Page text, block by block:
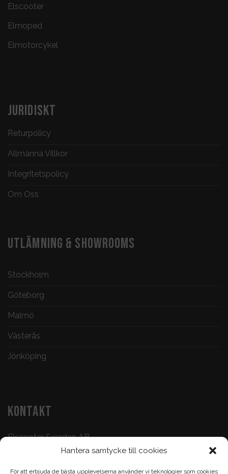
Hantera samtycke till cookies
För att erbjuda de bästa upplevelserna använder vi teknologier som cookies
Elscooter
Elmoped
Elmotorcykel
JURIDISKT
Returpolicy
Allmänna Villkor
Integritetspolicy
Om Oss
UTLÄMNING & SHOWROOMS
Stockholm
Göteborg
Malmö
Västerås
Jönköping
KONTAKT
Elscooter Sweden AB
Butik & Verkstad: 073-500 47 72